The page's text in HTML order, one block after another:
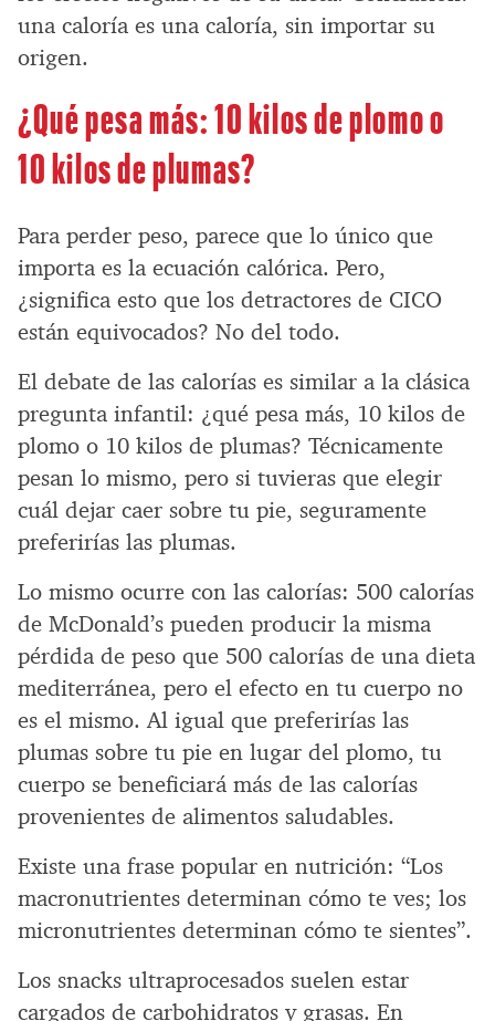
una caloría es una caloría, sin importar su
origen.
¿Qué pesa más: 10 kilos de plomo o
10 kilos de plumas?
Para perder peso, parece que lo único que
importa es la ecuación calórica. Pero,
¿significa esto que los detractores de CICO
están equivocados? No del todo.
El debate de las calorías es similar a la clásica
pregunta infantil: ¿qué pesa más, 10 kilos de
plomo o 10 kilos de plumas? Técnicamente
pesan lo mismo, pero si tuvieras que elegir
cuál dejar caer sobre tu pie, seguramente
preferirías las plumas.
Lo mismo ocurre con las calorías: 500 calorías
de McDonald’s pueden producir la misma
pérdida de peso que 500 calorías de una dieta
mediterránea, pero el efecto en tu cuerpo no
es el mismo. Al igual que preferirías las
plumas sobre tu pie en lugar del plomo, tu
cuerpo se beneficiará más de las calorías
provenientes de alimentos saludables.
Existe una frase popular en nutrición: “Los
macronutrientes determinan cómo te ves; los
micronutrientes determinan cómo te sientes”.
Los snacks ultraprocesados suelen estar
cargados de carbohidratos y grasas. En